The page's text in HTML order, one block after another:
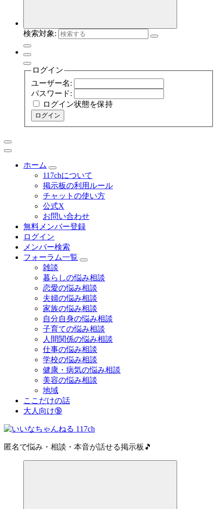
検索対象:
ログイン
ユーザー名:
パスワード:
ログイン状態を保持
ログイン
ホーム
117chについて
掲示板の利用ルール
チャットの使い方
公式X
お問い合わせ
無料メンバー登録
ログイン
メンバー検索
フォーラム一覧
雑談
暮らしの悩み相談
恋愛の悩み相談
夫婦の悩み相談
家族の悩み相談
自分自身の悩み相談
子育ての悩み相談
人間関係の悩み相談
仕事の悩み相談
学校の悩み相談
健康・病気の悩み相談
美容の悩み相談
地域
ここだけの話
大人向け🔞
匿名で悩み・相談・本音が話せる掲示板🎵